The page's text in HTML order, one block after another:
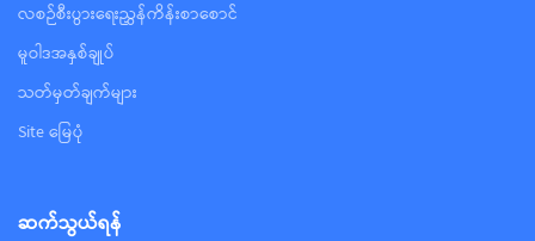
လစဉ်စီးပွားရေးညွှန်ကိန်းစာစောင်
မူဝါဒအနှစ်ချုပ်
သတ်မှတ်ချက်များ
Site မြေပုံ
ဆက်သွယ်ရန်